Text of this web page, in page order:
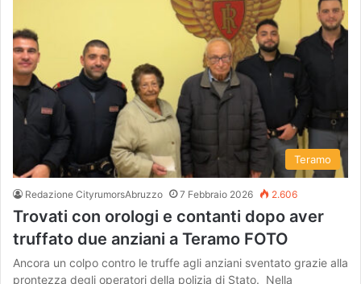
Teramo
Redazione CityrumorsAbruzzo 7 Febbraio 2026 2.606
Trovati con orologi e contanti dopo aver
truffato due anziani a Teramo FOTO
Ancora un colpo contro le truffe agli anziani sventato grazie alla
prontezza degli operatori della polizia di Stato. Nella